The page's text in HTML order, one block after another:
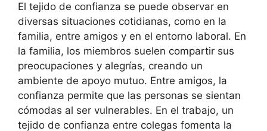
El tejido de confianza se puede observar en
diversas situaciones cotidianas, como en la
familia, entre amigos y en el entorno laboral. En
la familia, los miembros suelen compartir sus
preocupaciones y alegrías, creando un
ambiente de apoyo mutuo. Entre amigos, la
confianza permite que las personas se sientan
cómodas al ser vulnerables. En el trabajo, un
tejido de confianza entre colegas fomenta la